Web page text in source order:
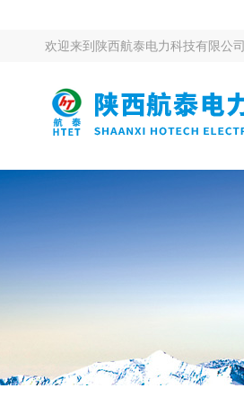
欢迎来到 陕西航泰电力科技有限公司